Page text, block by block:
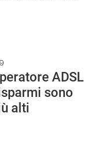
ADSL
sono
alti